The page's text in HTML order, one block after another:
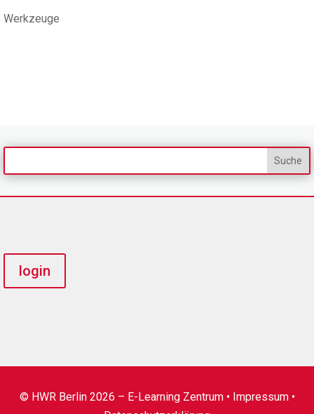
Werkzeuge
login
© HWR Berlin 2026 – E-Learning Zentrum • Impressum•